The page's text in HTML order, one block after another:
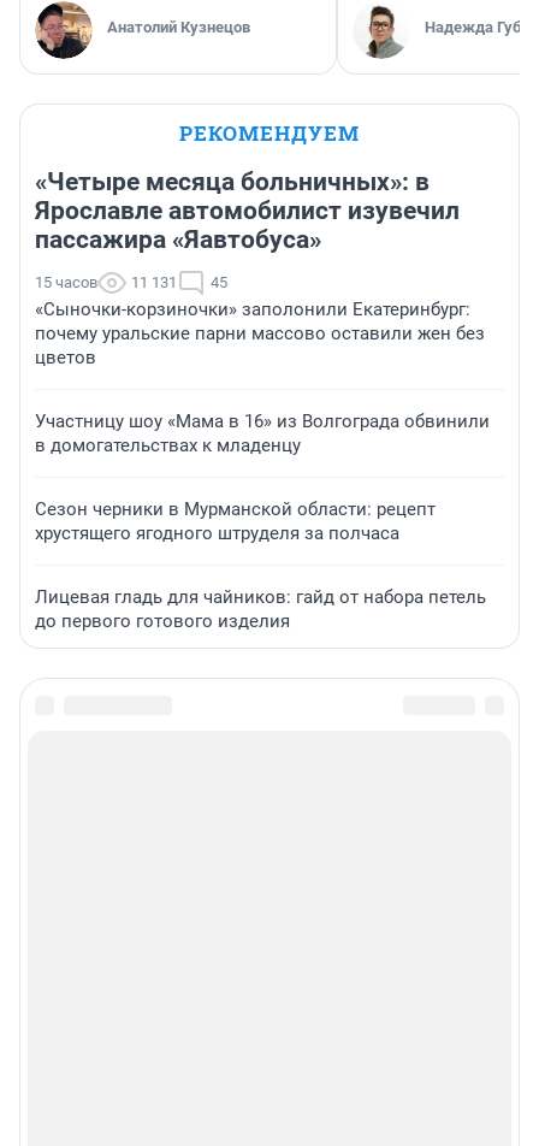
Анатолий Кузнецов Надежда
РЕКОМЕНДУЕМ
«Четыре месяца больничных»: в
Ярославле автомобилист изувечил
пассажира «Яавтобуса»
15 часов 11 131 45
«Сыночки-корзиночки» заполонили Екатеринбург:
почему уральские парни массово оставили жен без
цветов
Участницу шоу «Мама в 16» из Волгограда обвинили
в домогательствах к младенцу
Сезон черники в Мурманской области: рецепт
хрустящего ягодного штруделя за полчаса
Лицевая гладь для чайников: гайд от набора петель
до первого готового изделия